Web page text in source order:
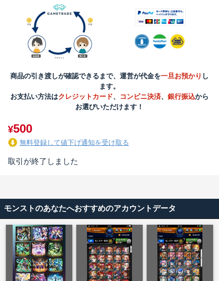
商品の引き渡しが確認できるまで、運営が代金を一旦お預かり し
ます。
お支払い方法はクレジットカード、 コンビニ決済、 銀行振込から
お選びいただけます！
¥500
無料登録して値下げ通知を受け取る
取引が終了しました
モンストのあなたへおすすめのアカウントデータ